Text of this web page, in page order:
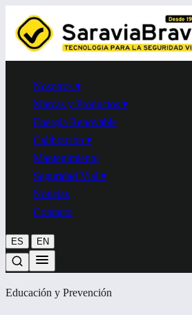
Nosotros ▾
Marcas y Productos ▾
Energía Renovable
Calibración ▾
Mantenimiento
Seguridad Vial ▾
Noticias
Contacto
ES EN
Educación y Prevención